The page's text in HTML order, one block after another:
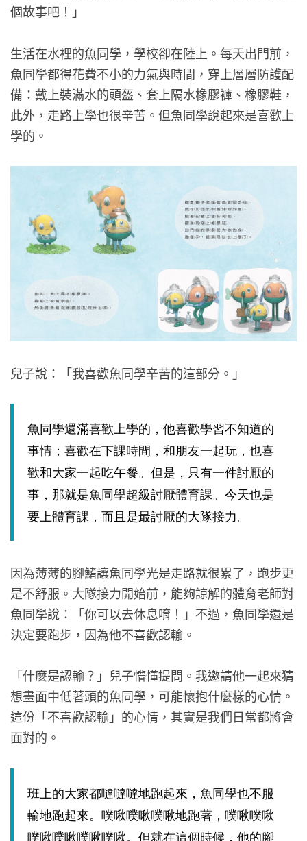
個故事吧！」
生活在水裡的魚同學，學校卻在陸上。每天出門前，
魚同學都得花費不小的力氣與時間，穿上層層防護配
備：戴上裝滿水的頭盔、套上隔水橡膠褲、橡膠鞋，
此外，走路上學也很辛苦。但魚同學說起來是喜歡上
學的。
兒子說：「我喜歡魚同學辛苦的這部分。」
魚同學還滿喜歡上學的，他喜歡學習不知道的
事情；喜歡在下課時間，和朋友一起玩，也喜
歡和大家一起吃午餐。但是，只有一件討厭的
事，那就是魚同學超級討厭體育課。今天也是
要上體育課，而且是最討厭的大隊接力。
因為薄薄的腳鰭讓魚同學光是走路就很累了，跑步更
是不舒服。大隊接力開始前，能夠諒解的體育老師對
魚同學說：「你可以去休息唷！」不過，魚同學還是
決定要跑步，因為他不喜歡認輸。
「什麼是認輸？」兒子懵懂提問。我邀請他一起來猜
想畫面中低著頭的魚同學，可能懷抱什麼樣的心情。
這份「不喜歡認輸」的心情，其實是我們日常都將會
面對的。
班上的大家都噠噠噠地跑起來，魚同學也不服
輸地跑起來。噗啾噗啾噗啾地跑著，噗啾噗啾
噗啾噗啾噗啾噗啾。但就在這個時候，他的腳